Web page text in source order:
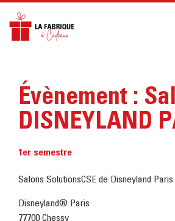
Évènement :
DISNEYLAND
1er semestre
Salons SolutionsCSE de Disneyland Paris
Disneyland® Paris
77700 Chessy